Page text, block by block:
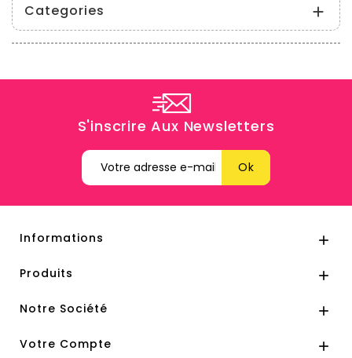
Categories 
S'inscrire Aux Newsletters
Informations 
Produits 
Notre Société 
Votre Compte 